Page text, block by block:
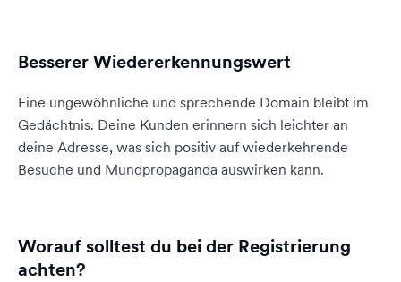
Besserer Wiedererkennungswert
Eine ungewöhnliche und sprechende Domain bleibt im
Gedächtnis. Deine Kunden erinnern sich leichter an
deine Adresse, was sich positiv auf wiederkehrende
Besuche und Mundpropaganda auswirken kann.
Worauf solltest du bei der Registrierung
achten?